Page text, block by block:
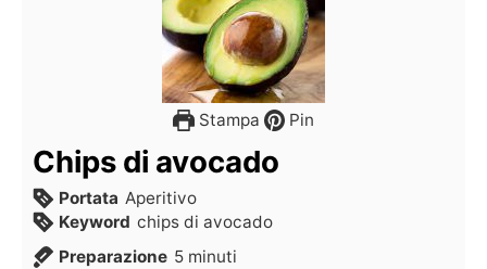
Stampa Pin
Chips di avocado
Portata Aperitivo
Keyword chips di avocado
Preparazione 5 minuti